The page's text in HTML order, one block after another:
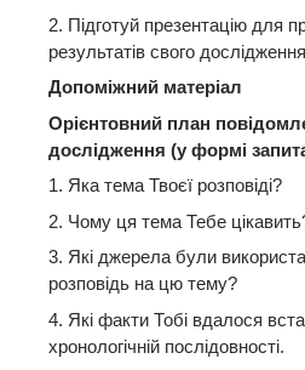
2. Підготуй презентацію для
результатів свого
Допоміжний матеріал
Орієнтовний план
дослідження (у формі
1. Яка тема Твоєї розповіді?
2. Чому ця тема Тебе
3. Які джерела були
розповідь на цю тему?
4. Які факти Тобі вдалося
хронологічній послідовності.